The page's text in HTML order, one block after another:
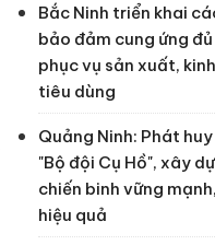
Bắc Ninh triển khai
bảo đảm cung ứng
phục vụ sản xuất,
tiêu dùng
Quảng Ninh: Phát
"Bộ đội Cụ Hồ", xây
chiến binh vững
hiệu quả